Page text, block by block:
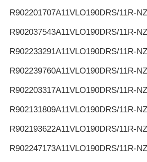
R902201707A11VLO190DRS/11R-
R902037543A11VLO190DRS/11R-
R902233291A11VLO190DRS/11R-
R902239760A11VLO190DRS/11R-
R902203317A11VLO190DRS/11R-
R902131809A11VLO190DRS/11R-
R902193622A11VLO190DRS/11R-
R902247173A11VLO190DRS/11R-